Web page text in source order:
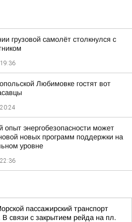
грузовой самолёт столкнулся с
Любимовке гостят вот
опыт энергобезопасности может
новых программ поддержки на
уровне
пассажирский транспорт
связи с закрытием рейда на пл.